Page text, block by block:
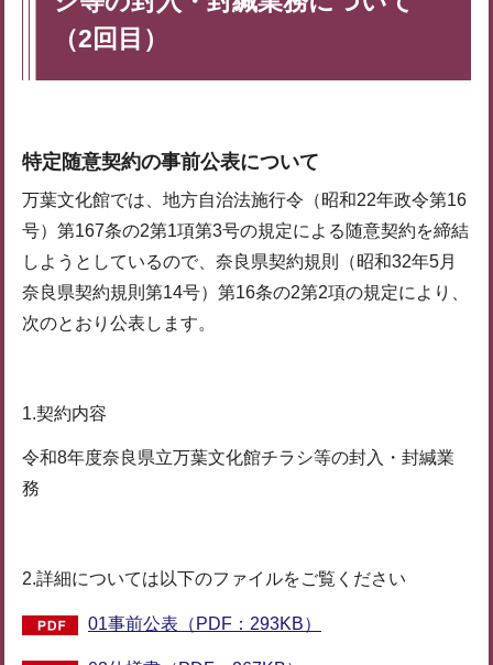
（2回目）
特定随意契約の事前公表について
万葉文化館では、地方自治法施行令（昭和22年政令第16
号）第167条の2第1項第3号の規定による随意契約を締結
しようとしているので、奈良県契約規則（昭和32年5月
奈良県契約規則第14号）第16条の2第2項の規定により、
次のとおり公表します。
1.契約内容
令和8年度奈良県立万葉文化館チラシ等の封入・封緘業
務
2.詳細については以下のファイルをご覧ください
01事前公表（PDF：293KB）